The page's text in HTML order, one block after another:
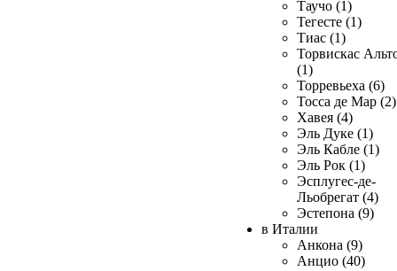
Таучо (1)
Тегесте (1)
Тиас (1)
Торвискас
(1)
Торревьеха (6)
Тосса де Мар (2)
Хавея (4)
Эль Дуке (1)
Эль Кабле (1)
Эль Рок (1)
Эсплугес-де-
Льобрегат (4)
Эстепона (9)
в Италии
Анкона (9)
Анцио (40)